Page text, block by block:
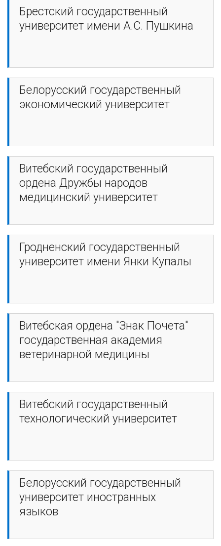
Брестский государственный
университет имени А.С. Пушкина
Белорусский государственный
экономический университет
Витебский государственный
ордена Дружбы народов
медицинский университет
Гродненский государственный
университет имени Янки Купалы
Витебская ордена "Знак Почета"
государственная академия
ветеринарной медицины
Витебский государственный
технологический университет
Белорусский государственный
университет иностранных
языков